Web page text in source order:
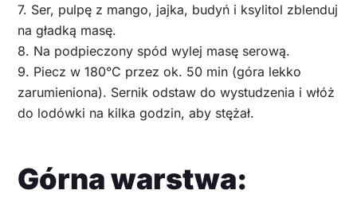
7. Ser, pulpę z mango, jajka, budyń i ksylitol zblenduj
na gładką masę.
8. Na podpieczony spód wylej masę serową.
9. Piecz w 180°C przez ok. 50 min (góra lekko
zarumieniona). Sernik odstaw do wystudzenia i włóż
do lodówki na kilka godzin, aby stężał.
Górna warstwa: